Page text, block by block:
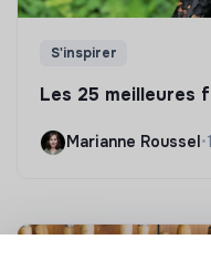
S'inspirer
Les 25 meilleures
Marianne Roussel •